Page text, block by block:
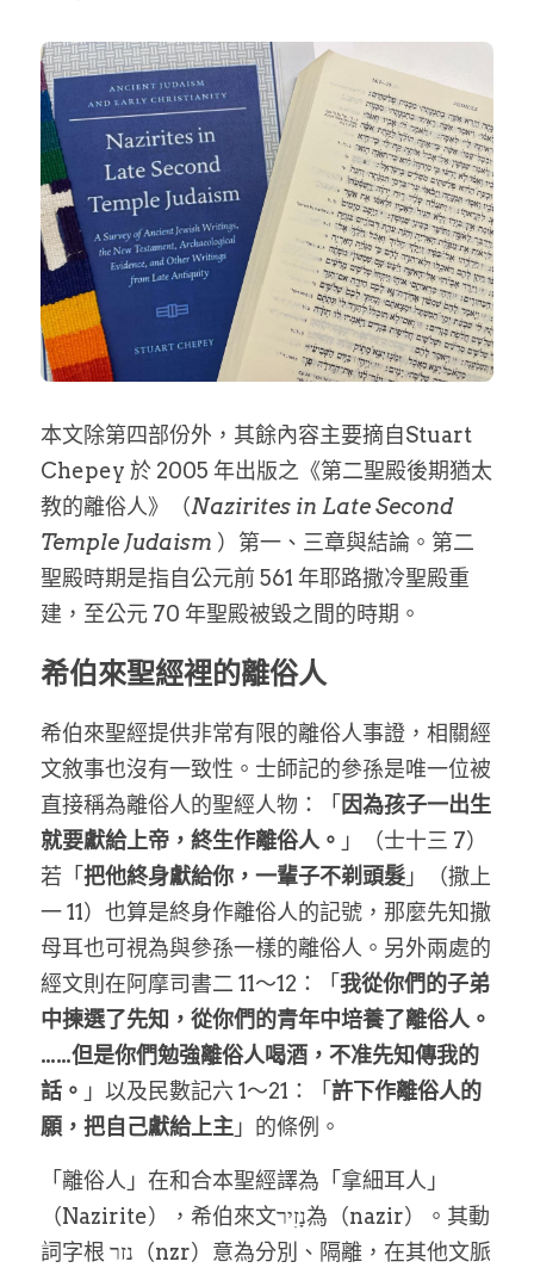
神學淺說
信仰生活
好書櫥窗
厝邊頭尾
家書
本文除第四部份外，其餘內容主要摘自Stuart
Chepey 於 2005 年出版之《第二聖殿後期猶太
教的離俗人》（Nazirites in Late Second
Temple Judaism ）第一、三章與結論。第二
聖殿時期是指自公元前 561 年耶路撒冷聖殿重
建，至公元 70 年聖殿被毀之間的時期。
希伯來聖經裡的離俗人
希伯來聖經提供非常有限的離俗人事證，相關經
文敘事也沒有一致性。士師記的參孫是唯一位被
直接稱為離俗人的聖經人物：「 因為孩子一出生
就要獻給上帝，終生作離俗人。 」（士十三 7）
若「 把他終身獻給你，一輩子不剃頭髮 」（撒上
一 11）也算是終身作離俗人的記號，那麼先知撒
母耳也可視為與參孫一樣的離俗人。另外兩處的
經文則在阿摩司書二 11～12：「 我從你們的子弟
中揀選了先知，從你們的青年中培養了離俗人。
……但是你們勉強離俗人喝酒，不准先知傳我的
話。 」以及民數記六 1～21：「 許下作離俗人的
願，把自己獻給上主 」的條例。
「離俗人」在和合本聖經譯為「拿細耳人」
（Nazirite），希伯來文נָזִיר為（nazir）。其動
詞字根 נזר（nzr）意為分別、隔離，在其他文脈